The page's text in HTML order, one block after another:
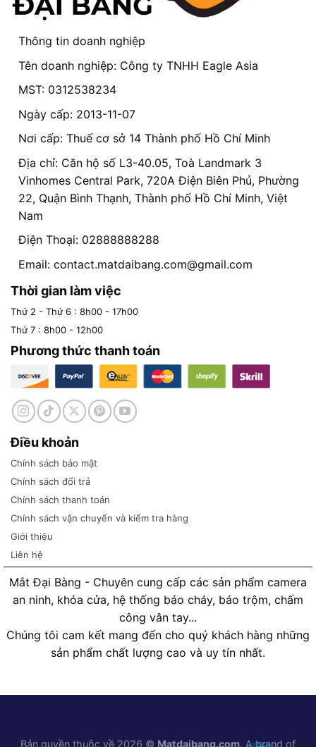
Thông tin doanh nghiệp
Tên doanh nghiệp: Công ty TNHH Eagle Asia
MST: 0312538234
Ngày cấp: 2013-11-07
Nơi cấp: Thuế cơ sở 14 Thành phố Hồ Chí Minh
Địa chỉ: Căn hộ số L3-40.05, Toà Landmark 3
Vinhomes Central Park, 720A Điện Biên Phủ, Phường
22, Quận Bình Thạnh, Thành phố Hồ Chí Minh, Việt
Nam
Điện Thoại: 02888888288
Email: contact.matdaibang.com@gmail.com
Thời gian làm việc
Thứ 2 - Thứ 6 : 8h00 - 17h00
Thứ 7 : 8h00 - 12h00
Phương thức thanh toán
Điều khoản
Chính sách bảo mật
Chính sách đổi trả
Chính sách thanh toán
Chính sách vận chuyển và kiểm tra hàng
Giới thiệu
Liên hệ
Mắt Đại Bàng - Chuyên cung cấp các sản phẩm camera
an ninh, khóa cửa, hệ thống báo cháy, báo trộm, chấm
công vân tay...
Chúng tôi cam kết mang đến cho quý khách hàng những
sản phẩm chất lượng cao và uy tín nhất.
Bản quyền thuộc về 2026 © Matdaibang.com. A brand of